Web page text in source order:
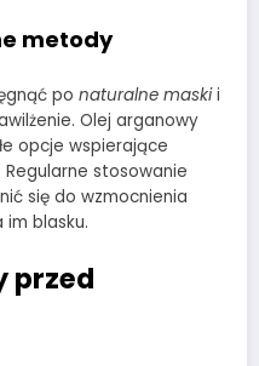
metody
po naturalne maskii
Olej arganowy
opcje wspierające
Regularne stosowanie
się do wzmocnienia
im blasku.
przed